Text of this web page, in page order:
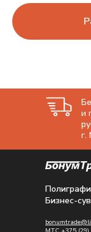
и
г.
Бизнес-